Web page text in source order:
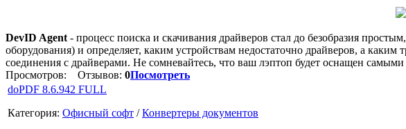
DevID Agent - процесс поиска и скачивания драйверов стал до безобразия
оборудования) и определяет, каким устройствам недостаточно драйверов, а
соединения с драйверами. Не сомневайтесь, что ваш лэптоп будет оснащен
Просмотров:
Отзывов: 0Посмотреть
doPDF 8.6.942 FULL
Категория: Офисный софт /Конвертеры документов